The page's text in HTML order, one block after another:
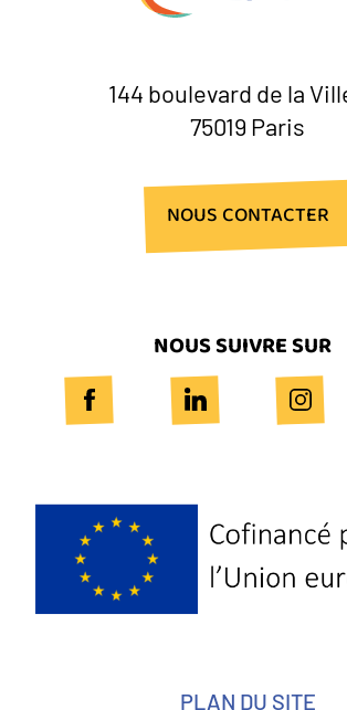
NOUS CONTACTER
144 boulevard de la
75019 Paris
NOUS SUIVRE SUR
Logo
Europe
PLAN DU SITE